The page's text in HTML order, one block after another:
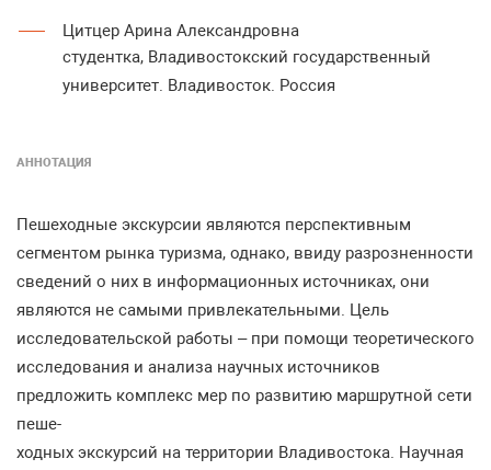
Цитцер Арина Александровна
студентка, Владивостокский государственный
университет. Владивосток. Россия
АННОТАЦИЯ
Пешеходные экскурсии являются перспективным
сегментом рынка туризма, однако, ввиду разрозненности
сведений о них в информационных источниках, они
являются не самыми привлекательными. Цель
исследовательской работы – при помощи теоретического
исследования и анализа научных источников
предложить комплекс мер по развитию маршрутной сети
пеше-
ходных экскурсий на территории Владивостока. Научная